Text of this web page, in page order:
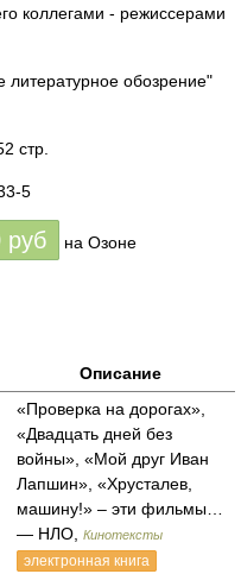
коллегами - режиссерами
литературное обозрение"
стр.
5
руб на Озоне
Описание
«Проверка на дорогах»,
«Двадцать дней без
войны», «Мой друг Иван
Лапшин», «Хрусталев,
машину!» – эти фильмы…
— НЛО,
Кинотексты
электронная книга